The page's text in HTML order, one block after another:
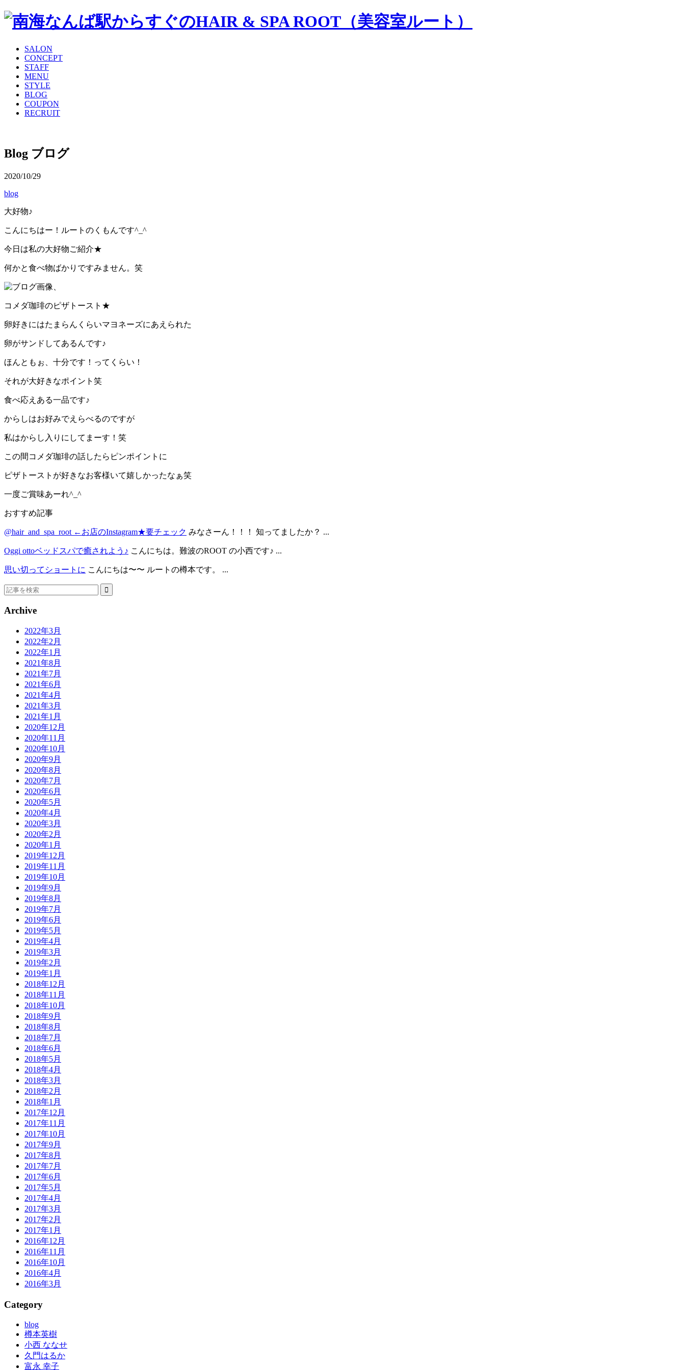
SALON
CONCEPT
STAFF
MENU
STYLE
BLOG
COUPON
RECRUIT
Blog ブログ
2020/10/29
blog
大好物♪
こんにちはー！ルートのくもんです^_^
今日は私の大好物ご紹介★
何かと食べ物ばかりですみません。笑
コメダ珈琲のピザトースト★
卵好きにはたまらんくらいマヨネーズにあえられた
卵がサンドしてあるんです♪
ほんともぉ、十分です！ってくらい！
それが大好きなポイント笑
食べ応えある一品です♪
からしはお好みでえらべるのですが
私はからし入りにしてまーす！笑
この間コメダ珈琲の話したらピンポイントに
ピザトーストが好きなお客様いて嬉しかったなぁ笑
一度ご賞味あーれ^_^
おすすめ記事
@hair_and_spa_root ←お店のInstagram★要チェック みなさーん！！！ 知ってましたか？ ...
Oggi ottoベッドスパで癒されよう♪ こんにちは。難波のROOT の小西です♪ ...
思い切ってショートに こんにちは〜〜 ルートの樽本です。 ...
Archive
2022年3月
2022年2月
2022年1月
2021年8月
2021年7月
2021年6月
2021年4月
2021年3月
2021年1月
2020年12月
2020年11月
2020年10月
2020年9月
2020年8月
2020年7月
2020年6月
2020年5月
2020年4月
2020年3月
2020年2月
2020年1月
2019年12月
2019年11月
2019年10月
2019年9月
2019年8月
2019年7月
2019年6月
2019年5月
2019年4月
2019年3月
2019年2月
2019年1月
2018年12月
2018年11月
2018年10月
2018年9月
2018年8月
2018年7月
2018年6月
2018年5月
2018年4月
2018年3月
2018年2月
2018年1月
2017年12月
2017年11月
2017年10月
2017年9月
2017年8月
2017年7月
2017年6月
2017年5月
2017年4月
2017年3月
2017年2月
2017年1月
2016年12月
2016年11月
2016年10月
2016年4月
2016年3月
Category
blog
樽本英樹
小西 ななせ
久門はるか
富永 幸子